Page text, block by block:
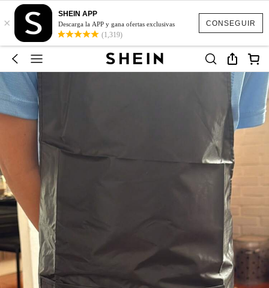
CONSEGUIR
×
SHEIN APP
Descarga la APP y gana ofertas exclusivas
(1,319)